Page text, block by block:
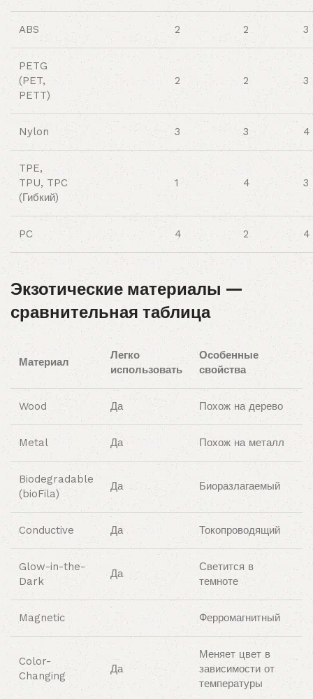
ABS 2 2 3
PETG
(PET,
PETT)
2 2 3
Nylon 3 3 4
TPE,
TPU, TPC
(Гибкий)
1 4 3
PC 4 2 4
Экзотические материалы —
сравнительная таблица
Материал
Легко
использовать
Особенные
свойства
Wood Да Похож на дерево
Metal Да Похож на металл
Biodegradable
(bioFila)
Да Биоразлагаемый
Conductive Да Токопроводящий
Glow-in-the-
Dark
Да
Светится в
темноте
Magnetic Ферромагнитный
Color-
Changing
Да
Меняет цвет в
зависимости от
температуры